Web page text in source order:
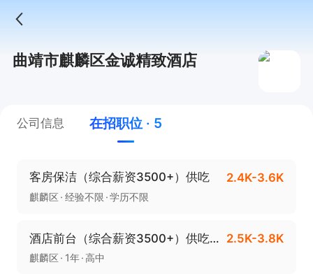
曲靖市麒麟区金诚精致酒店
公司信息 在招职位 · 5
客房保洁（综合薪资3500+）供吃 2.4K-3.6K
麒麟区 经验不限 学历不限
酒店前台（综合薪资3500+）供吃+员工福利 2.5K-3.8K
麒麟区 1年 高中